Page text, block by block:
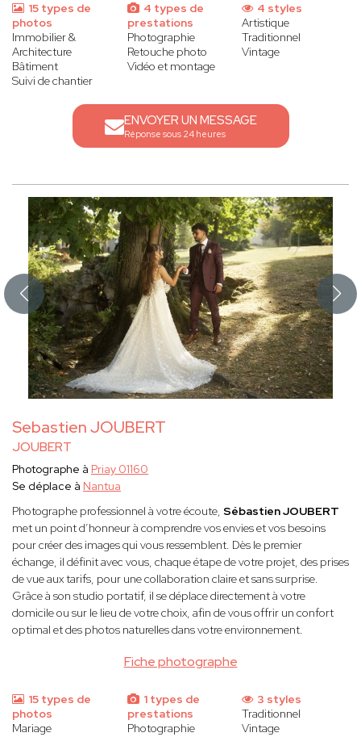
15 types de
photos
Immobilier &
Architecture
Bâtiment
Suivi de chantier
4 types de
prestations
Photographie
Retouche photo
Vidéo et montage
4 styles
Artistique
Traditionnel
Vintage
ENVOYER UN MESSAGE
Réponse sous 24 heures
Sebastien JOUBERT
JOUBERT
Fiche photographe
Photographe à Priay 01160
Se déplace à Nantua
Photographe professionnel à votre écoute, Sébastien JOUBERT
met un point d’honneur à comprendre vos envies et vos besoins
pour créer des images qui vous ressemblent. Dès le premier
échange, il définit avec vous, chaque étape de votre projet, des prises
de vue aux tarifs, pour une collaboration claire et sans surprise.
Grâce à son studio portatif, il se déplace directement à votre
domicile ou sur le lieu de votre choix, afin de vous offrir un confort
optimal et des photos naturelles dans votre environnement.
15 types de
photos
Mariage
1 types de
prestations
Photographie
3 styles
Traditionnel
Vintage